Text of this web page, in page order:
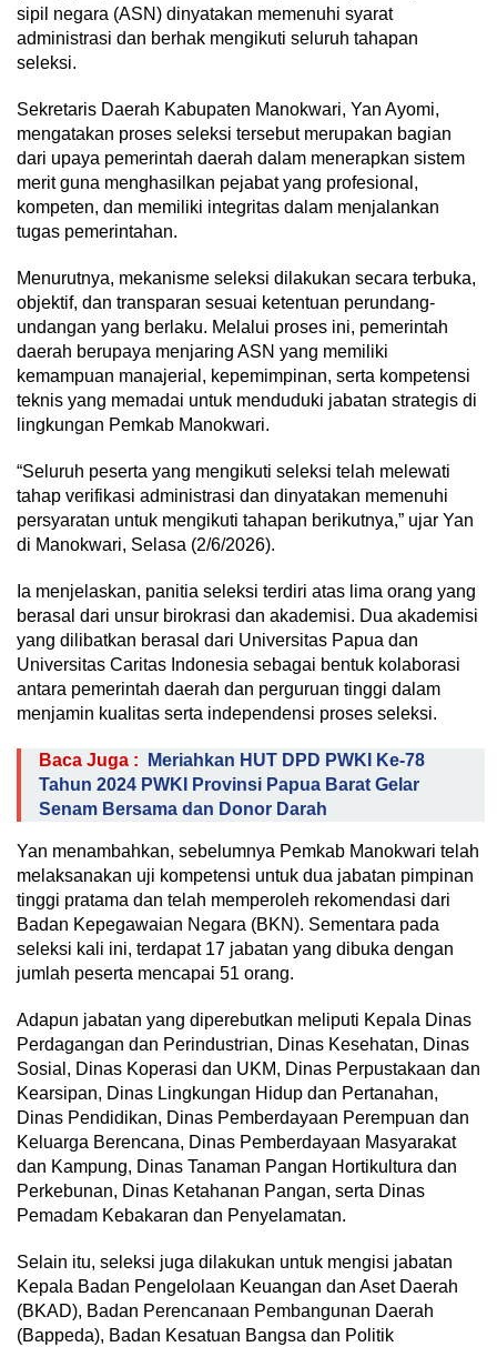
sipil negara (ASN) dinyatakan memenuhi syarat
administrasi dan berhak mengikuti seluruh tahapan
seleksi.
Sekretaris Daerah Kabupaten Manokwari, Yan Ayomi,
mengatakan proses seleksi tersebut merupakan bagian
dari upaya pemerintah daerah dalam menerapkan sistem
merit guna menghasilkan pejabat yang profesional,
kompeten, dan memiliki integritas dalam menjalankan
tugas pemerintahan.
Menurutnya, mekanisme seleksi dilakukan secara terbuka,
objektif, dan transparan sesuai ketentuan perundang-
undangan yang berlaku. Melalui proses ini, pemerintah
daerah berupaya menjaring ASN yang memiliki
kemampuan manajerial, kepemimpinan, serta kompetensi
teknis yang memadai untuk menduduki jabatan strategis di
lingkungan Pemkab Manokwari.
“Seluruh peserta yang mengikuti seleksi telah melewati
tahap verifikasi administrasi dan dinyatakan memenuhi
persyaratan untuk mengikuti tahapan berikutnya,” ujar Yan
di Manokwari, Selasa (2/6/2026).
Ia menjelaskan, panitia seleksi terdiri atas lima orang yang
berasal dari unsur birokrasi dan akademisi. Dua akademisi
yang dilibatkan berasal dari Universitas Papua dan
Universitas Caritas Indonesia sebagai bentuk kolaborasi
antara pemerintah daerah dan perguruan tinggi dalam
menjamin kualitas serta independensi proses seleksi.
Baca Juga :
Meriahkan HUT DPD PWKI Ke-78
Tahun 2024 PWKI Provinsi Papua Barat Gelar
Senam Bersama dan Donor Darah
Yan menambahkan, sebelumnya Pemkab Manokwari telah
melaksanakan uji kompetensi untuk dua jabatan pimpinan
tinggi pratama dan telah memperoleh rekomendasi dari
Badan Kepegawaian Negara (BKN). Sementara pada
seleksi kali ini, terdapat 17 jabatan yang dibuka dengan
jumlah peserta mencapai 51 orang.
Adapun jabatan yang diperebutkan meliputi Kepala Dinas
Perdagangan dan Perindustrian, Dinas Kesehatan, Dinas
Sosial, Dinas Koperasi dan UKM, Dinas Perpustakaan dan
Kearsipan, Dinas Lingkungan Hidup dan Pertanahan,
Dinas Pendidikan, Dinas Pemberdayaan Perempuan dan
Keluarga Berencana, Dinas Pemberdayaan Masyarakat
dan Kampung, Dinas Tanaman Pangan Hortikultura dan
Perkebunan, Dinas Ketahanan Pangan, serta Dinas
Pemadam Kebakaran dan Penyelamatan.
Selain itu, seleksi juga dilakukan untuk mengisi jabatan
Kepala Badan Pengelolaan Keuangan dan Aset Daerah
(BKAD), Badan Perencanaan Pembangunan Daerah
(Bappeda), Badan Kesatuan Bangsa dan Politik